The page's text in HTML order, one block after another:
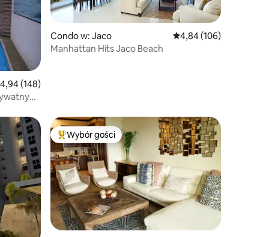
ocena: 4,94 na 5, liczba recenzji: 148
4,94 (148)
Condo w: Jaco Średnia ocena: 4,84
4,84 (106)
Manhattan Hits Jaco Beach
gości Najpopularniejsze z kategorii Wybór gości
Wybór gości